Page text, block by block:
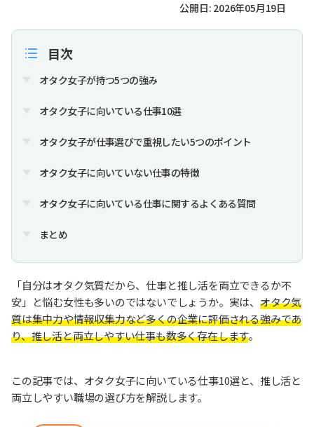
公開日: 2026年05月19日
目次
オタク女子が持つ5つの強み
オタク女子に向いている仕事10選
オタク女子が仕事選びで重視したい5つのポイント
オタク女子に向いていない仕事の特徴
オタク女子に向いている仕事に関するよくある質問
まとめ
「自分はオタク気質だから、仕事と推し活を両立できるか不
安」と悩む女性も多いのではないでしょうか。実は、 オタク気
質は集中力や情報収集力など多くの企業に評価される強みであ
り、推し活と両立しやすい仕事も数多く存在します。
この記事では、オタク女子に向いている仕事10選と、推し活と
両立しやすい職場の選び方を解説します。